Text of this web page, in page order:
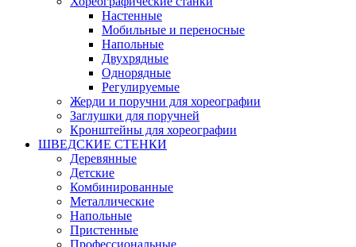
Настенные
Мобильные и переносные
Напольные
Двухрядные
Однорядные
Регулируемые
Жерди и поручни для хореографии
Заглушки для поручней
Кронштейны для хореографии
ШВЕДСКИЕ СТЕНКИ
Деревянные
Детские
Комбинированные
Металлические
Напольные
Пристенные
Профессиональные